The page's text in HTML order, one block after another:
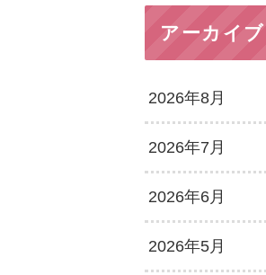
アーカイブ
2026年8月
2026年7月
2026年6月
2026年5月